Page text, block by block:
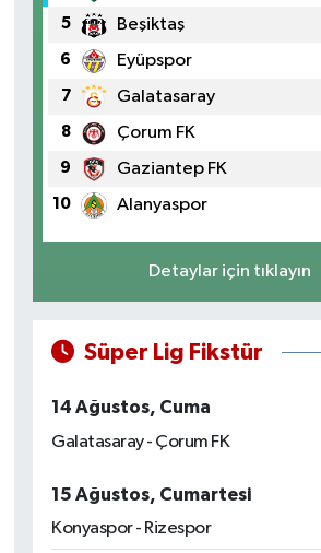
5 Beşiktaş
6 Eyüpspor
7 Galatasaray
8 Çorum FK
9 Gaziantep FK
10 Alanyaspor
Detaylar için tıklayın
Süper Lig Fikstür
14 Ağustos, Cuma
Galatasaray - Çorum FK
15 Ağustos, Cumartesi
Konyaspor - Rizespor